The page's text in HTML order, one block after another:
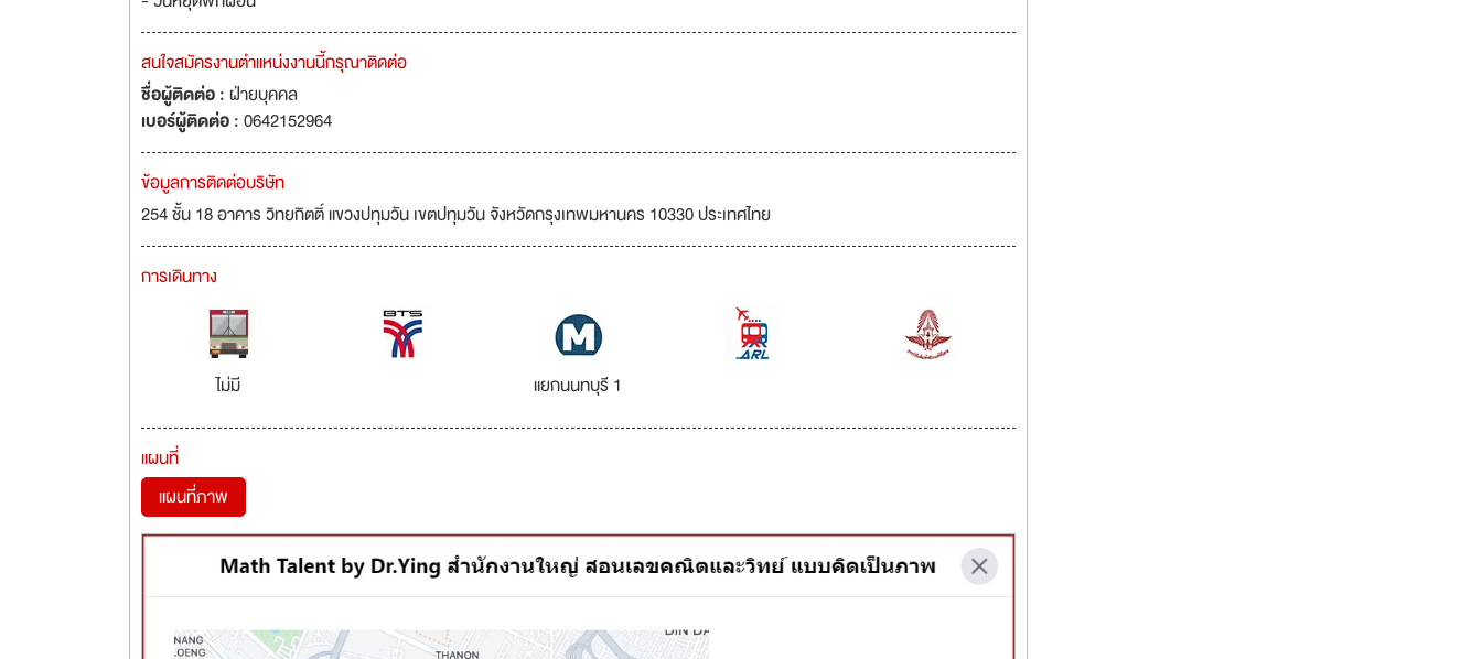
สนใจสมัครงานตำแหน่งงานนี้กรุณาติดต่อ
ชื่อผู้ติดต่อ :ฝ่ายบุคคล
เบอร์ผู้ติดต่อ :0642152964
ข้อมูลการติดต่อบริษัท
254 ชั้น 18 อาคาร วิทยกิตติ์ แขวงปทุมวัน เขตปทุมวัน จังหวัดกรุงเทพมหานคร 10330 ประเทศไทย
การเดินทาง
ไม่มี แยกนนทบุรี 1
แผนที่
แผนที่ภาพ